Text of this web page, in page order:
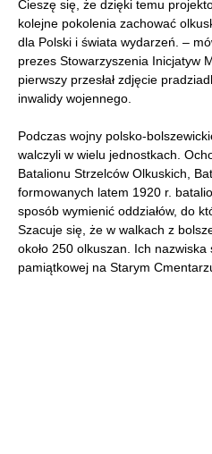
Cieszę się, że dzięki temu
kolejne pokolenia zachować
dla Polski i świata wydarzeń. –
prezes Stowarzyszenia Inicjatyw
pierwszy przesłał zdjęcie
inwalidy wojennego.
Podczas wojny polsko-
walczyli w wielu jednostkach.
Batalionu Strzelców Olkuskich,
formowanych latem 1920 r.
sposób wymienić oddziałów, do
Szacuje się, że w walkach z
około 250 olkuszan. Ich
pamiątkowej na Starym